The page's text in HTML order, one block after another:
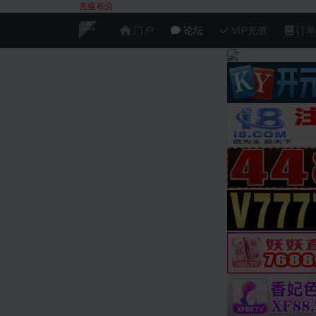
充值积分
门户 论坛 VIP充值 订